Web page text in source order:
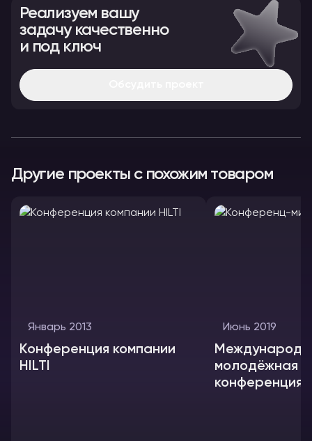
Реализуем вашу
задачу качественно
и под ключ
Другие проекты с похожим товаром
Январь 2013
Конференция компании
HILTI
Июнь 2019
молодёжная
конференция